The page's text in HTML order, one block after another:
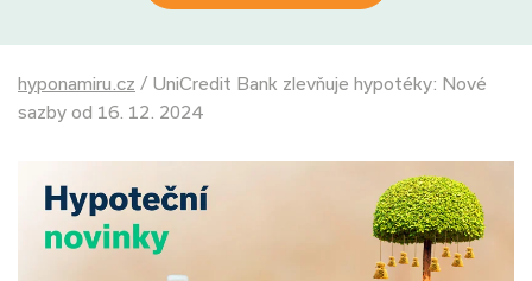
hyponamiru.cz / UniCredit Bank zlevňuje hypotéky: Nové
sazby od 16. 12. 2024